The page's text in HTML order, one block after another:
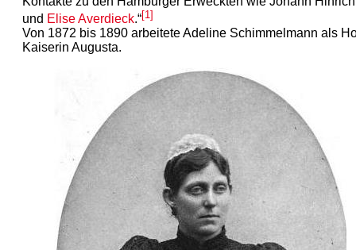
und Elise Averdieck.“[1]
Von 1872 bis 1890 arbeitete Adeline Schimmelmann als
Kaiserin Augusta.